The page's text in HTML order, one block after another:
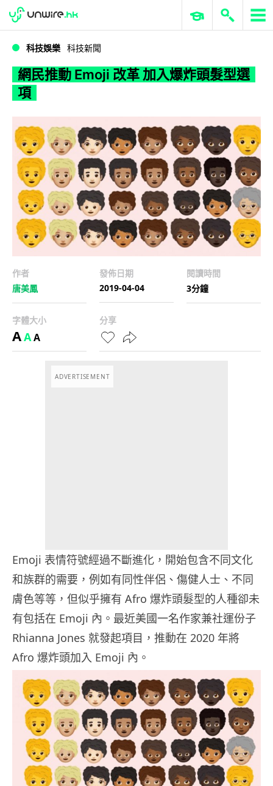
網民推動 Emoji 改革 加入爆炸頭髮型選項
WWDC 2026 ERP 與商業 AI
科技娛樂 科技新聞
網民推動 Emoji 改革 加入爆炸頭髮型選
項
作者
唐美鳳
發佈日期
2019-04-04
閱讀時間
3分鐘
字體大小
AAA
分享
ADVERTISEMENT
Emoji 表情符號經過不斷進化，開始包含不同文化
和族群的需要，例如有同性伴侶、傷健人士、不同
膚色等等，但似乎擁有 Afro 爆炸頭髮型的人種卻未
有包括在 Emoji 內。最近美國一名作家兼社運份子
Rhianna Jones 就發起項目，推動在 2020 年將
Afro 爆炸頭加入 Emoji 內。